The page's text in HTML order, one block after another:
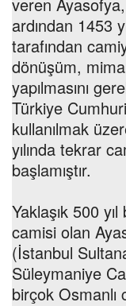
ardından 1453
tarafından
dönüşüm,
yapılmasını
Türkiye
kullanılmak
yılında tekrar
başlamıştır.
Yaklaşık 500
camisi olan
(İstanbul
Süleymaniye
birçok